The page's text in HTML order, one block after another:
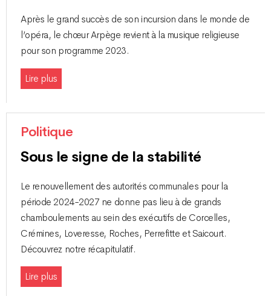
Après le grand succès de son incursion dans le monde de
l’opéra, le chœur Arpège revient à la musique religieuse
pour son programme 2023.
Lire plus
Politique
Sous le signe de la stabilité
Le renouvellement des autorités communales pour la
période 2024-2027 ne donne pas lieu à de grands
chamboulements au sein des exécutifs de Corcelles,
Crémines, Loveresse, Roches, Perrefitte et Saicourt.
Découvrez notre récapitulatif.
Lire plus